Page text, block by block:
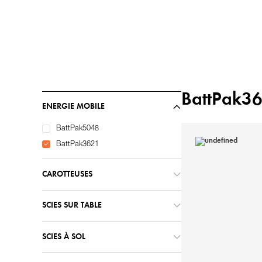
ENERGIE MOBILE
BattPak5048
BattPak3621
CAROTTEUSES
SCIES SUR TABLE
SCIES À SOL